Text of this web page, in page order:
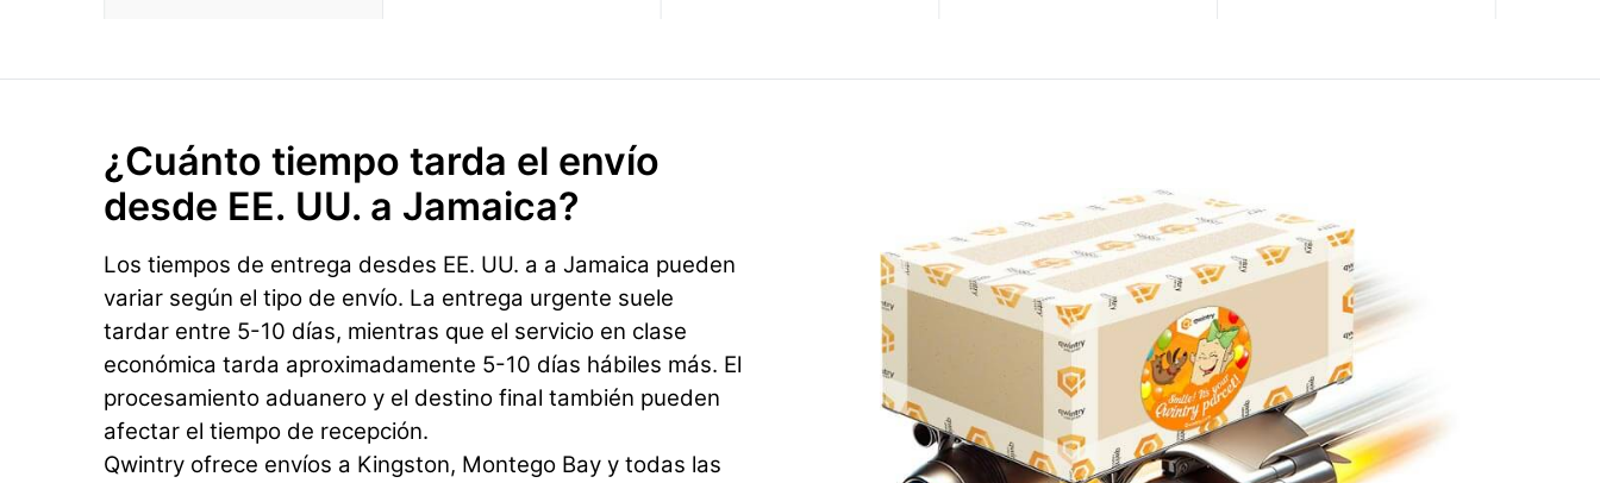
¿Cuánto tiempo tarda el envío
desde EE. UU. a Jamaica?
Los tiempos de entrega desdes EE. UU. a a Jamaica pueden
variar según el tipo de envío. La entrega urgente suele
tardar entre 5-10 días, mientras que el servicio en clase
económica tarda aproximadamente 5-10 días hábiles más. El
procesamiento aduanero y el destino final también pueden
afectar el tiempo de recepción.
Qwintry ofrece envíos a Kingston, Montego Bay y todas las